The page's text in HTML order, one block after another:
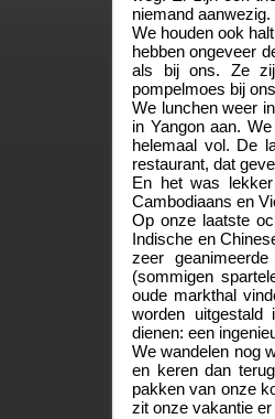
niemand
We houden ook
hebben ongeveer
als bij ons. Ze
pompelmoes bij
We lunchen weer
in Yangon aan.
helemaal vol. De
restaurant, dat
En het was
Cambodiaans en
Op onze laatste
Indische en
zeer
(sommigen
oude markthal
worden
dienen: een
We wandelen nog
en keren dan
pakken van onze
zit onze vakantie